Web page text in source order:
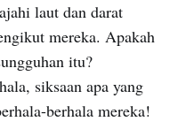
laut dan darat
mereka. Apakah
itu?
siksaan apa yang
berhala mereka!